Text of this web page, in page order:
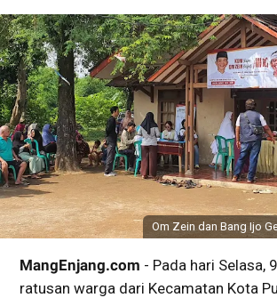
Om Zein dan Bang Ijo
MangEnjang.com - Pada hari Selasa,
ratusan warga dari Kecamatan Kota